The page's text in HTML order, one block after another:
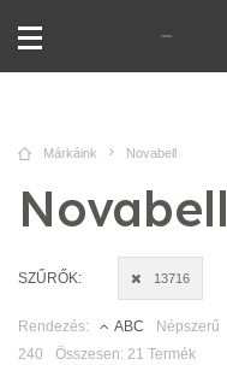
Márkáink Novabell
Novabell
SZŰRŐK: 13716
Rendezés: ABC Népszerű
240
Összesen: 21 Termék